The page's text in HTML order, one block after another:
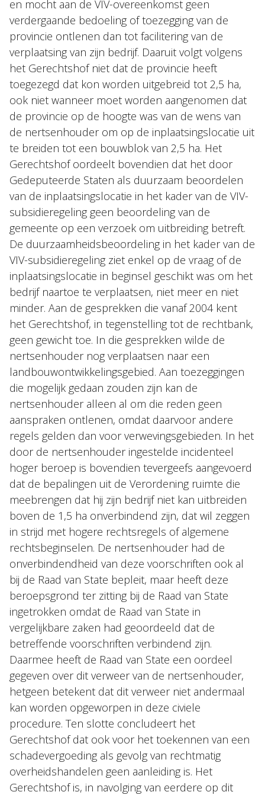
en mocht aan de VIV-overeenkomst geen
verdergaande bedoeling of toezegging van de
provincie ontlenen dan tot facilitering van de
verplaatsing van zijn bedrijf. Daaruit volgt volgens
het Gerechtshof niet dat de provincie heeft
toegezegd dat kon worden uitgebreid tot 2,5 ha,
ook niet wanneer moet worden aangenomen dat
de provincie op de hoogte was van de wens van
de nertsenhouder om op de inplaatsingslocatie uit
te breiden tot een bouwblok van 2,5 ha. Het
Gerechtshof oordeelt bovendien dat het door
Gedeputeerde Staten als duurzaam beoordelen
van de inplaatsingslocatie in het kader van de VIV-
subsidieregeling geen beoordeling van de
gemeente op een verzoek om uitbreiding betreft.
De duurzaamheidsbeoordeling in het kader van de
VIV-subsidieregeling ziet enkel op de vraag of de
inplaatsingslocatie in beginsel geschikt was om het
bedrijf naartoe te verplaatsen, niet meer en niet
minder. Aan de gesprekken die vanaf 2004 kent
het Gerechtshof, in tegenstelling tot de rechtbank,
geen gewicht toe. In die gesprekken wilde de
nertsenhouder nog verplaatsen naar een
landbouwontwikkelingsgebied. Aan toezeggingen
die mogelijk gedaan zouden zijn kan de
nertsenhouder alleen al om die reden geen
aanspraken ontlenen, omdat daarvoor andere
regels gelden dan voor verwevingsgebieden. In het
door de nertsenhouder ingestelde incidenteel
hoger beroep is bovendien tevergeefs aangevoerd
dat de bepalingen uit de Verordening ruimte die
meebrengen dat hij zijn bedrijf niet kan uitbreiden
boven de 1,5 ha onverbindend zijn, dat wil zeggen
in strijd met hogere rechtsregels of algemene
rechtsbeginselen. De nertsenhouder had de
onverbindendheid van deze voorschriften ook al
bij de Raad van State bepleit, maar heeft deze
beroepsgrond ter zitting bij de Raad van State
ingetrokken omdat de Raad van State in
vergelijkbare zaken had geoordeeld dat de
betreffende voorschriften verbindend zijn.
Daarmee heeft de Raad van State een oordeel
gegeven over dit verweer van de nertsenhouder,
hetgeen betekent dat dit verweer niet andermaal
kan worden opgeworpen in deze civiele
procedure. Ten slotte concludeert het
Gerechtshof dat ook voor het toekennen van een
schadevergoeding als gevolg van rechtmatig
overheidshandelen geen aanleiding is. Het
Gerechtshof is, in navolging van eerdere op dit